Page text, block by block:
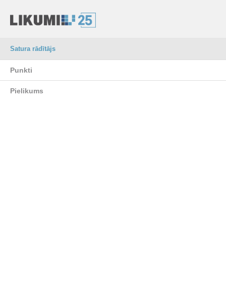
Satura rādītājs
Punkti
Pielikums